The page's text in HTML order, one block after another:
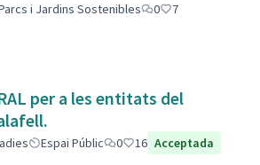
i Jardins Sostenibles 0
7
per a les entitats del
Espai Públic 0 16 Acceptada